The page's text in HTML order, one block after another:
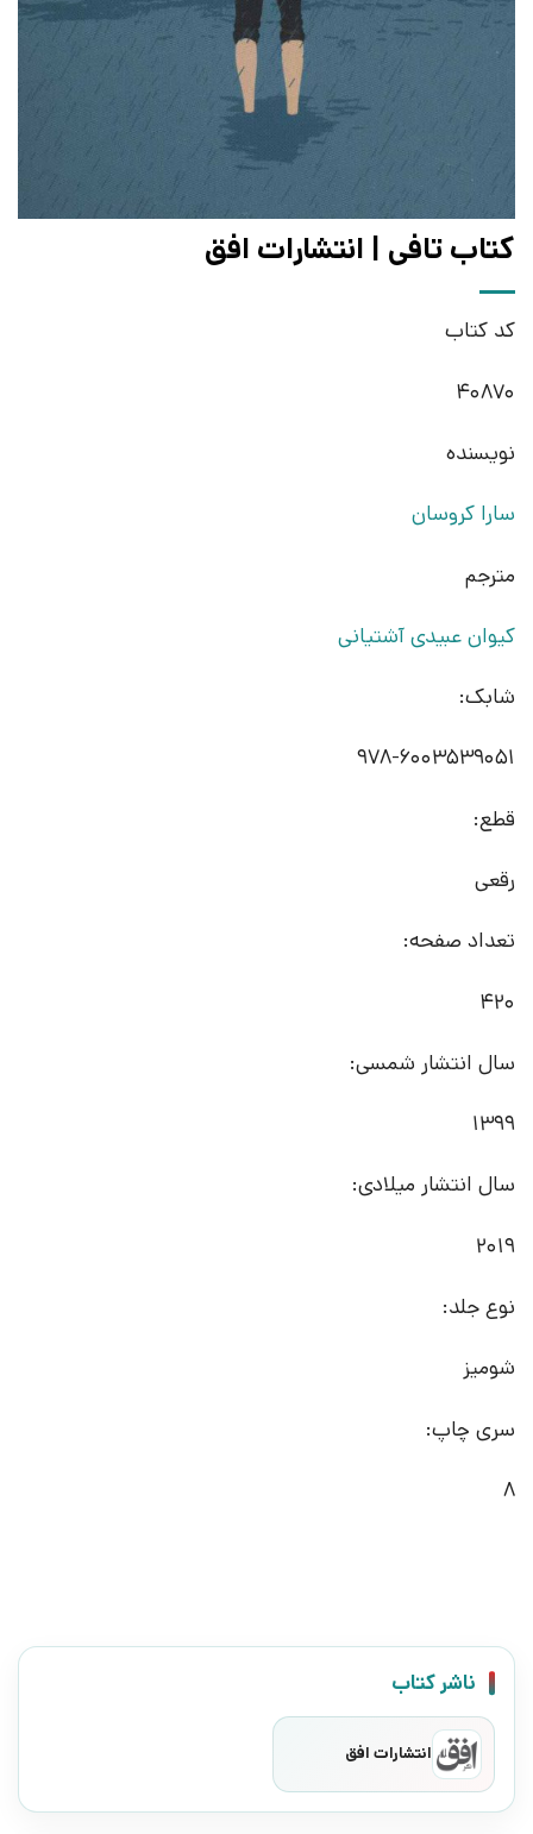
کتاب تافی | انتشارات افق
کد کتاب
40870
نویسنده
سارا کروسان
مترجم
کیوان عبیدی آشتیانی
شابک:
978-6003539051
قطع:
رقعی
تعداد صفحه:
420
سال انتشار شمسی:
1399
سال انتشار میلادی:
2019
نوع جلد:
شومیز
سری چاپ:
8
ناشر کتاب
انتشارات افق